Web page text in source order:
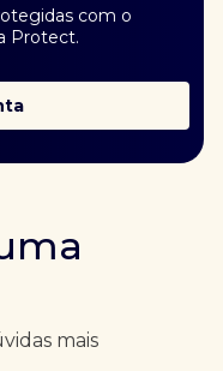
com o
Protect.
mais